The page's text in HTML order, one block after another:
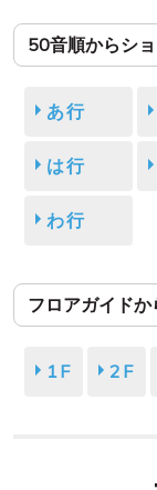
50音順からシ
あ行
は行
わ行
フロアガイド
1F 2F